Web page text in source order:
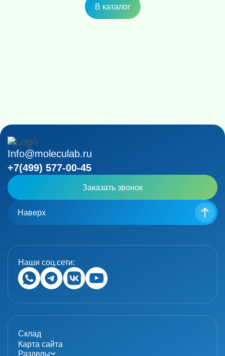
В каталог
Info@moleculab.ru
+7(499) 577-00-45
Заказать звонок
Наверх
Наши соц.сети:
Склад
Карта сайта
Разделы